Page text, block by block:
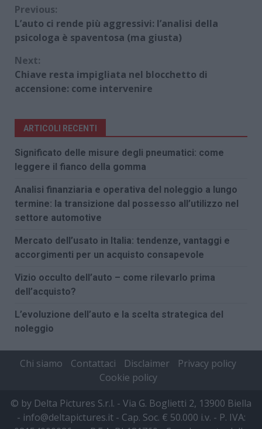
Continue
Reading
Previous:
L’auto ci rende più aggressivi: l’analisi della
psicologa è spaventosa (ma giusta)
Next:
Chiave resta impigliata nel blocchetto di
accensione: come intervenire
ARTICOLI RECENTI
Significato delle misure degli pneumatici: come
leggere il fianco della gomma
Analisi finanziaria e operativa del noleggio a lungo
termine: la transizione dal possesso all’utilizzo nel
settore automotive
Mercato dell’usato in Italia: tendenze, vantaggi e
accorgimenti per un acquisto consapevole
Vizio occulto dell’auto – come rilevarlo prima
dell’acquisto?
L’evoluzione dell’auto e la scelta strategica del
noleggio
Chi siamo Contattaci Disclaimer
Privacy policy
Cookie policy
© by Delta Pictures S.r.l. - Via G. Boglietti 2, 13900 Biella
- info@deltapictures.it - Cap. Soc. € 50.000 i.v. - P. IVA: